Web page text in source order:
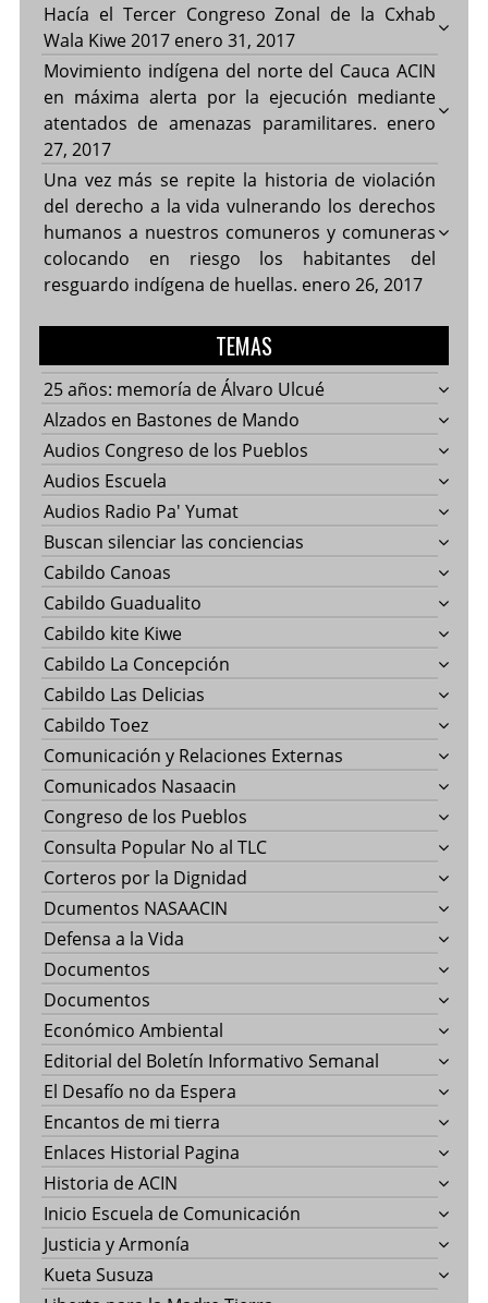
Hacía el Tercer Congreso Zonal de la Cxhab
Wala Kiwe 2017 enero 31, 2017
Movimiento indígena del norte del Cauca ACIN
en máxima alerta por la ejecución mediante
atentados de amenazas paramilitares. enero
27, 2017
Una vez más se repite la historia de violación
del derecho a la vida vulnerando los derechos
humanos a nuestros comuneros y comuneras
colocando en riesgo los habitantes del
resguardo indígena de huellas. enero 26, 2017
TEMAS
25 años: memoría de Álvaro Ulcué
Alzados en Bastones de Mando
Audios Congreso de los Pueblos
Audios Escuela
Audios Radio Pa' Yumat
Buscan silenciar las conciencias
Cabildo Canoas
Cabildo Guadualito
Cabildo kite Kiwe
Cabildo La Concepción
Cabildo Las Delicias
Cabildo Toez
Comunicación y Relaciones Externas
Comunicados Nasaacin
Congreso de los Pueblos
Consulta Popular No al TLC
Corteros por la Dignidad
Dcumentos NASAACIN
Defensa a la Vida
Documentos
Documentos
Económico Ambiental
Editorial del Boletín Informativo Semanal
El Desafío no da Espera
Encantos de mi tierra
Enlaces Historial Pagina
Historia de ACIN
Inicio Escuela de Comunicación
Justicia y Armonía
Kueta Susuza